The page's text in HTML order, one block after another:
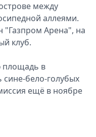
между
аллеями.
"Газпром Арена", на
клуб.
площадь в
сине-бело-голубых
ещё в ноябре